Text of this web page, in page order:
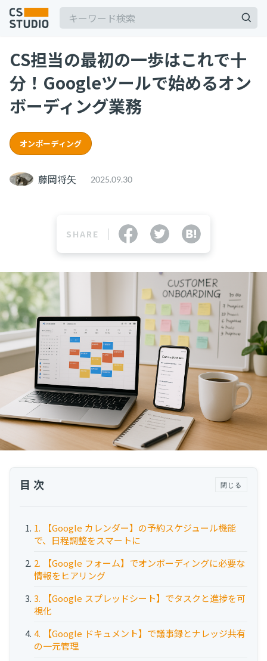
コンサル・トレーニング
CS人材育成プログラム
運用代行・人材派遣
カスタマーサクセス人材派遣・常駐
カスタマーサクセスBPO
BPaaS​
既存営業 AI BPO
カスタマーサポート代行
多言語カスタマーサポート対応
CSツール導入・運用支援
ツール選定・運用支援
お役立ち資料
事例
セミナー
メルマガ登録
CS担当の最初の一歩はこれで十
分！Googleツールで始めるオン
ボーディング業務
オンボーディング
藤岡将矢 2025.09.30
SHARE
1. 【Google カレンダー】の予約スケジュール機能
で、日程調整をスマートに
2. 【Google フォーム】でオンボーディングに必要な
情報をヒアリング
3. 【Google スプレッドシート】でタスクと進捗を可
視化
4. 【Google ドキュメント】で議事録とナレッジ共有
の一元管理
目次 閉じる